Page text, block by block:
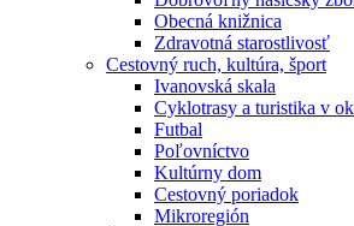
Obecná knižnica
Zdravotná starostlivosť
Cestovný ruch, kultúra, šport
Ivanovská skala
Cyklotrasy a turistika v
Futbal
Poľovníctvo
Kultúrny dom
Cestovný poriadok
Mikroregión